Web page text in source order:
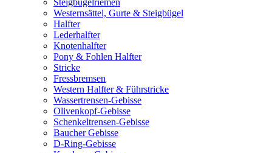
Steigbügelriemen
Westernsättel, Gurte & Steigbügel
Halfter
Lederhalfter
Knotenhalfter
Pony & Fohlen Halfter
Stricke
Fressbremsen
Western Halfter & Führstricke
Wassertrensen-Gebisse
Olivenkopf-Gebisse
Schenkeltrensen-Gebisse
Baucher Gebisse
D-Ring-Gebisse